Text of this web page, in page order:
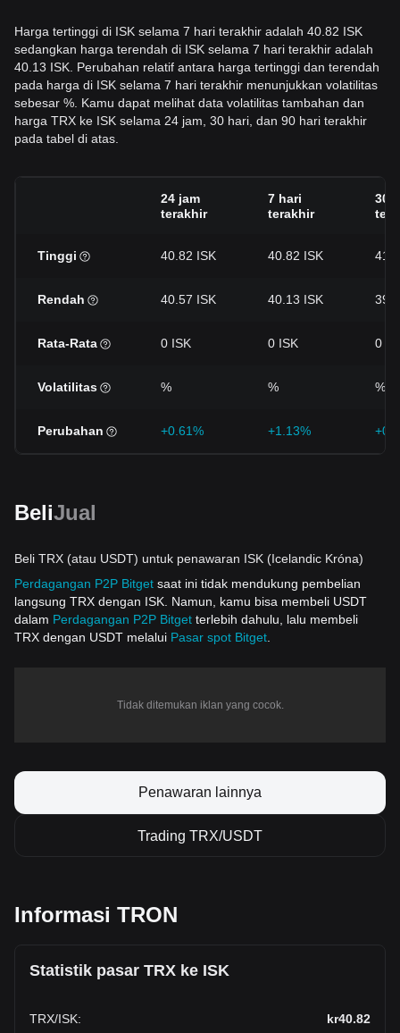
Harga tertinggi di ISK selama 7 hari terakhir adalah 40.82 ISK
sedangkan harga terendah di ISK selama 7 hari terakhir adalah
40.13 ISK. Perubahan relatif antara harga tertinggi dan terendah
pada harga di ISK selama 7 hari terakhir menunjukkan volatilitas
sebesar %. Kamu dapat melihat data volatilitas tambahan dan
harga TRX ke ISK selama 24 jam, 30 hari, dan 90 hari terakhir
pada tabel di atas.
24 jam
terakhir
7 hari
terakhir
30
Tinggi 40.82 ISK 40.82 ISK
Rendah 40.57 ISK 40.13 ISK
Rata-Rata 0 ISK 0 ISK 0
Volatilitas % % %
Perubahan +0.61% +1.13%
BeliJual
Beli TRX (atau USDT) untuk penawaran ISK (Icelandic Króna)
Perdagangan P2P Bitget saat ini tidak mendukung pembelian
langsung TRX dengan ISK. Namun, kamu bisa membeli USDT
dalam Perdagangan P2P Bitget terlebih dahulu, lalu membeli
TRX dengan USDT melalui Pasar spot Bitget
Tidak ditemukan iklan yang cocok.
Penawaran lainnya
Trading TRX/USDT
Informasi TRON
Statistik pasar TRX ke ISK
TRX/ISK: kr40.82